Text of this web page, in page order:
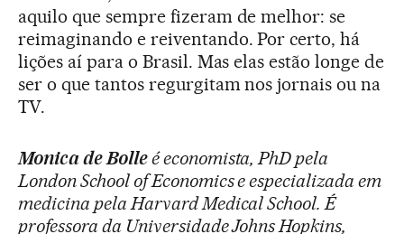
aquilo que sempre fizeram de melhor: se
reimaginando e reiventando. Por certo, há
lições aí para o Brasil. Mas elas estão longe de
ser o que tantos regurgitam nos jornais ou na
TV.
Monica de Bolleé economista, PhD pela
London School of Economics e especializada em
medicina pela Harvard Medical School. É
professora da Universidade Johns Hopkins,